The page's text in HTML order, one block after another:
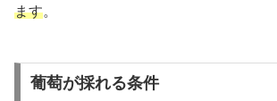
ます。
葡萄が採れる条件